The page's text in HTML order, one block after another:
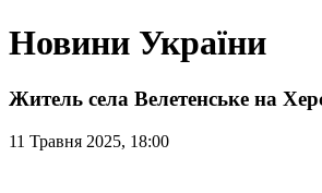
Новини України
Житель села Велетенське на
11 Травня 2025, 18:00